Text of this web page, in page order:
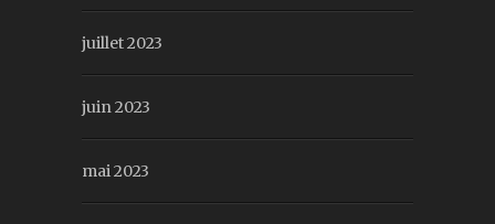
juillet 2023
juin 2023
mai 2023